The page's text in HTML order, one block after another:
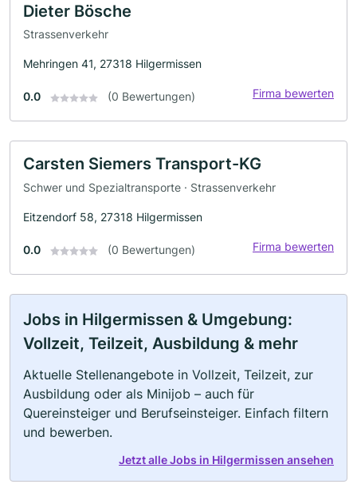
Dieter Bösche
Strassenverkehr
Mehringen 41, 27318 Hilgermissen
0.0 (0 Bewertungen) Firma bewerten
Carsten Siemers Transport-KG
Schwer und Spezialtransporte · Strassenverkehr
Eitzendorf 58, 27318 Hilgermissen
0.0 (0 Bewertungen) Firma bewerten
Jobs in Hilgermissen & Umgebung:
Vollzeit, Teilzeit, Ausbildung & mehr
Aktuelle Stellenangebote in Vollzeit, Teilzeit, zur
Ausbildung oder als Minijob – auch für
Quereinsteiger und Berufseinsteiger. Einfach filtern
und bewerben.
Jetzt alle Jobs in Hilgermissen ansehen